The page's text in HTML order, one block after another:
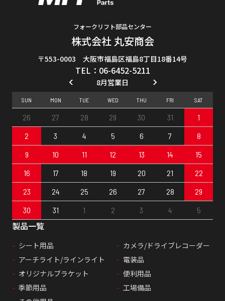
フォークリフト部品センター
株式会社 丸安商会
〒553-0003 大阪市福島区福島8丁目18番14号
TEL：06-6452-5211
製品一覧
シート用品
カメラ/ドライブレコーダー
アーチライト/ラインライト
電装品
オリジナルブラケット
便利用品
季節用品
工場備品
8月営業日
SUN MON TUE WED THU FRI SAT
26 27 28 29 30 31
1
2
3 4 5 6 7
8
9
10 11 12 13 14
15
16
17 18 19 20 21
22
23
24 25 26 27 28
29
30
31 1 2 3 4 5